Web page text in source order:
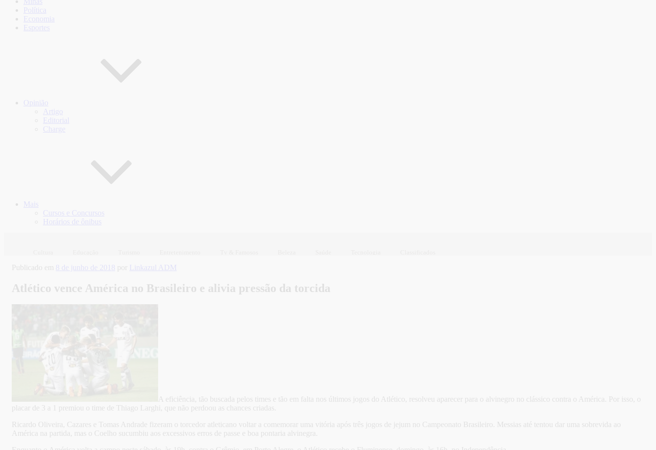
Política
Economia
Esportes
Opinião
Artigo
Editorial
Charge
Mais
Cursos e Concursos
Horários de ônibus
Publicado em 8 de junho de 2018 por Linkazul ADM
Atlético vence América no Brasileiro e alivia pressão da torcida
A eficiência, tão buscada pelos times e tão em falta nos últimos jogos do Atlético, resolveu aparecer para o alvinegro no clássico contra o América. Por isso, o
placar de 3 a 1 premiou o time de Thiago Larghi, que não perdoou as chances criadas.
Ricardo Oliveira, Cazares e Tomas Andrade fizeram o torcedor atleticano voltar a comemorar uma vitória após três jogos de jejum no Campeonato Brasileiro. Messias até tentou dar uma sobrevida ao
América na partida, mas o Coelho sucumbiu aos excessivos erros de passe e boa pontaria alvinegra.